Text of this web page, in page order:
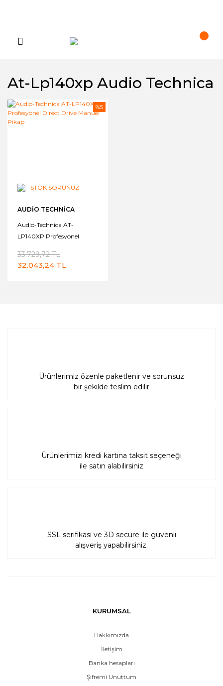
At-Lp140xp Audio Technica
%5
STOK SORUNUZ
AUDIO TECHNICA
Audio-Technica AT-
LP140XP Profesyonel
33.729,72 TL
32.043,24 TL
Ürünlerimiz özenle paketlenir ve sorunsuz
bir şekilde teslim edilir
Ürünlerimizi kredi kartına taksit seçeneği
ile satın alabilirsiniz
SSL serifikası ve 3D secure ile güvenli
alışveriş yapabilirsiniz.
KURUMSAL
Hakkımızda
İletişim
Banka hesapları
Şifremi Unuttum